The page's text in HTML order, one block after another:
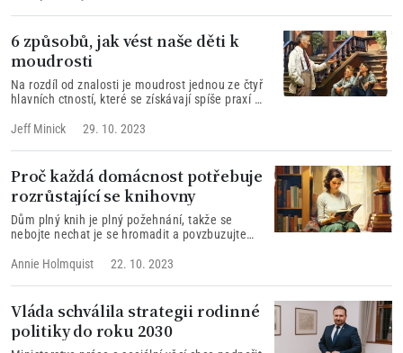
6 způsobů, jak vést naše děti k
moudrosti
Na rozdíl od znalosti je moudrost jednou ze čtyř
hlavních ctností, které se získávají spíše praxí a
učitele.
Jeff Minick 29. 10. 2023
Proč každá domácnost potřebuje
rozrůstající se knihovny
Dům plný knih je plný požehnání, takže se
nebojte nechat je se hromadit a povzbuzujte
moudrost.
Annie Holmquist 22. 10. 2023
Vláda schválila strategii rodinné
politiky do roku 2030